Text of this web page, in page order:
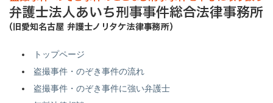
トップページ
盗撮事件・のぞき事件の流れ
盗撮事件・のぞき事件に強い弁護士